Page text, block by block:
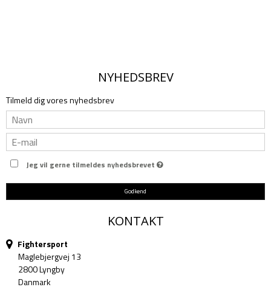
NYHEDSBREV
Tilmeld dig vores nyhedsbrev
Jeg vil gerne tilmeldes nyhedsbrevet
Godkend
KONTAKT
Fightersport
Maglebjergvej 13
2800 Lyngby
Danmark